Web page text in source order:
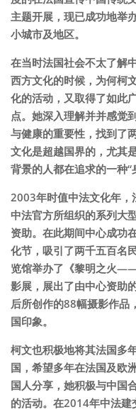
主题开展，现已成功地举
小城市及地区。
在当时法国社会不太了解
西方文化的时候，为何柯
化的活动，又取得了如此
点。她深入理解并并感觉
与健康的重要性，找到了
文化是超越国界的，尤其
背景的人都在追求的一种“
2003年时值中法文化年，
中法官方所组织的系列大
资助。在此期间中心成功
化节，吸引了两千五百名
览馆举办了《黎明之火
影展，展出了由中心资助
后所创作的88幅摄影作品
国印象。
柯文也积极地将其法国多
国，希望多年在法国及欧
国人分享，她积极与中国
的活动。在2014年中法